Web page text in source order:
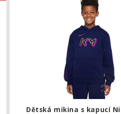
Dětská mikina s kapucí